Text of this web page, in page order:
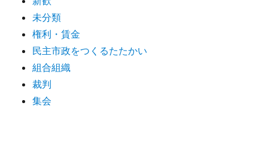
未分類
権利・賃金
民主市政をつくるたたかい
組合組織
裁判
集会